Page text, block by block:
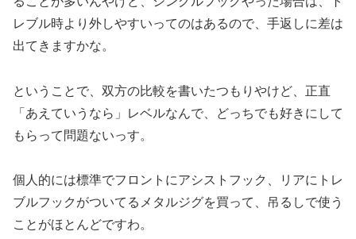
レブル時より外しやすいってのはあるので、手返しに差は
出てきますかな。
ということで、双方の比較を書いたつもりやけど、正直
「あえていうなら」レベルなんで、どっちでも好きにして
もらって問題ないっす。
個人的には標準でフロントにアシストフック、リアにトレ
ブルフックがついてるメタルジグを買って、吊るしで使う
ことがほとんどですわ。